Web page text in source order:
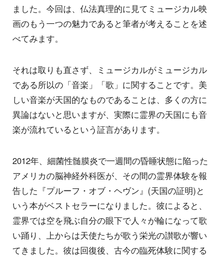
ました。今回は、仏法真理的に見てミュージカル映
画のもう一つの魅力であると筆者が考えることを述
べてみます。
それは取りも直さず、ミュージカルがミュージカル
である所以の「音楽」「歌」に関することです。美
しい音楽が天国的なものであることは、多くの方に
異論はないと思いますが、実際に霊界の天国にも音
楽が流れているという証言があります。
2012年、細菌性髄膜炎で一週間の昏睡状態に陥った
アメリカの脳神経外科医が、その間の霊界体験を報
告した『プルーフ・オブ・ヘヴン』(天国の証明)と
いう本がベストセラーになりました。彼によると、
霊界では空を飛ぶ自分の眼下で人々が輪になって歌
い踊り、上からは天使たちが歌う栄光の讃歌が響い
てきました。彼は回復後、古今の臨死体験に関する